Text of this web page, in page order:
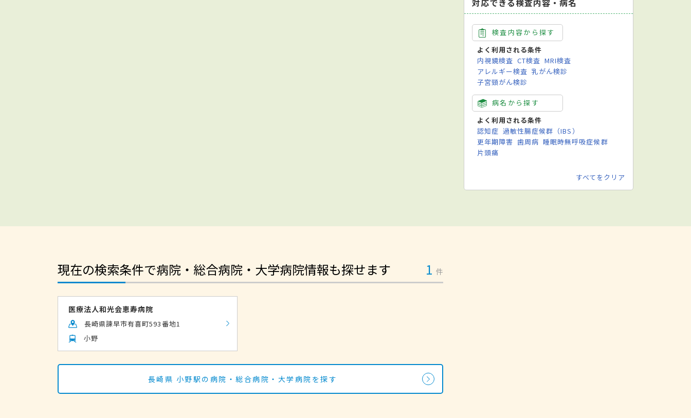
対応できる検査内容・病名
検査内容から探す
よく利用される条件
内視鏡検査 CT検査 MRI検査
アレルギー検査 乳がん検診
子宮頸がん検診
病名から探す
よく利用される条件
認知症 過敏性腸症候群（IBS）
更年期障害 歯周病 睡眠時無呼吸症候群
片頭痛
すべてをクリア
現在の検索条件で病院・総合病院・大学病院情報も探せます 1 件
医療法人和光会恵寿病院
長崎県諫早市有喜町593番地1
小野
長崎県 小野駅の病院・総合病院・大学病院を探す